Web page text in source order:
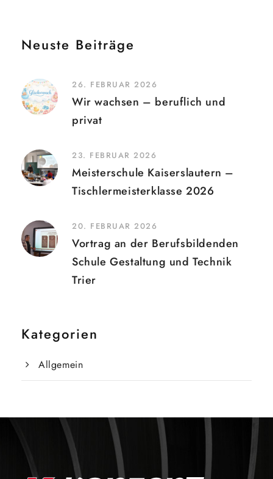
Neuste Beiträge
26. FEBRUAR 2026
Wir wachsen – beruflich und
privat
23. FEBRUAR 2026
Meisterschule Kaiserslautern –
Tischlermeisterklasse 2026
20. FEBRUAR 2026
Vortrag an der Berufsbildenden
Schule Gestaltung und Technik
Trier
Kategorien
Allgemein